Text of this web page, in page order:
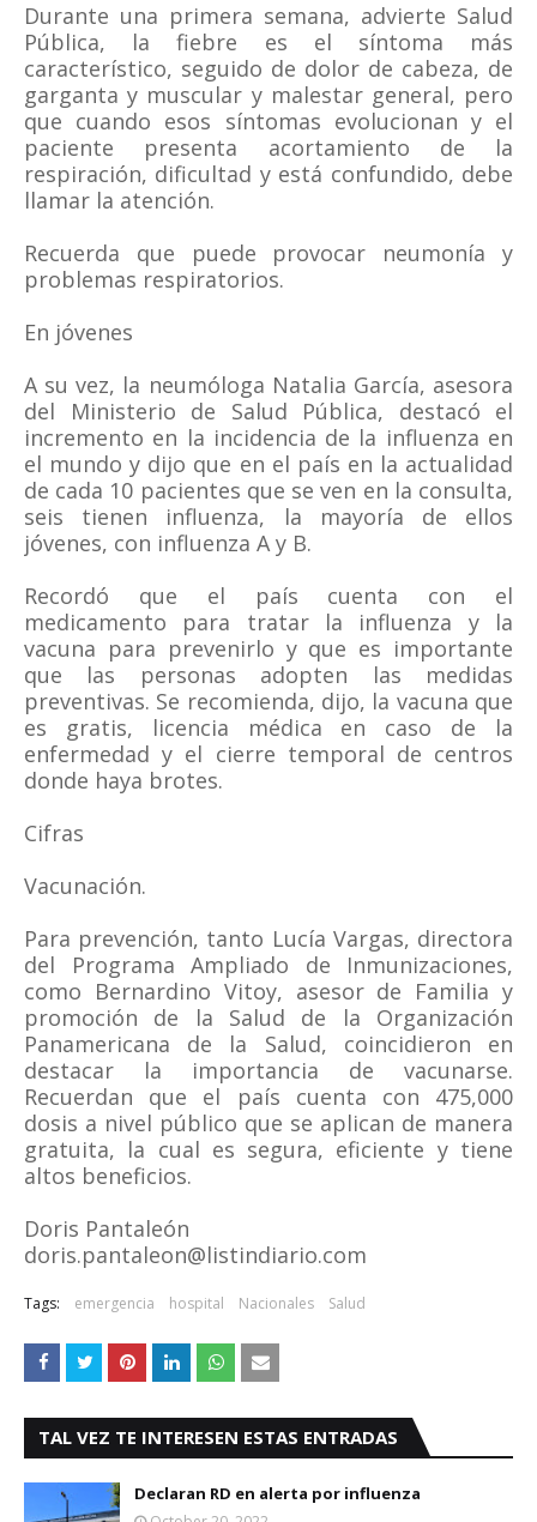
Durante una primera semana, advierte Salud
Pública, la fiebre es el síntoma más
característico, seguido de dolor de cabeza, de
garganta y muscular y malestar general, pero
que cuando esos síntomas evolucionan y el
paciente presenta acortamiento de la
respiración, dificultad y está confundido, debe
llamar la atención.
Recuerda que puede provocar neumonía y
problemas respiratorios.
En jóvenes
A su vez, la neumóloga Natalia García, asesora
del Ministerio de Salud Pública, destacó el
incremento en la incidencia de la influenza en
el mundo y dijo que en el país en la actualidad
de cada 10 pacientes que se ven en la consulta,
seis tienen influenza, la mayoría de ellos
jóvenes, con influenza A y B.
Recordó que el país cuenta con el
medicamento para tratar la influenza y la
vacuna para prevenirlo y que es importante
que las personas adopten las medidas
preventivas. Se recomienda, dijo, la vacuna que
es gratis, licencia médica en caso de la
enfermedad y el cierre temporal de centros
donde haya brotes.
Cifras
Vacunación.
Para prevención, tanto Lucía Vargas, directora
del Programa Ampliado de Inmunizaciones,
como Bernardino Vitoy, asesor de Familia y
promoción de la Salud de la Organización
Panamericana de la Salud, coincidieron en
destacar la importancia de vacunarse.
Recuerdan que el país cuenta con 475,000
dosis a nivel público que se aplican de manera
gratuita, la cual es segura, eficiente y tiene
altos beneficios.
Doris Pantaleón
doris.pantaleon@listindiario.com
Tags: emergencia hospital Nacionales Salud
TAL VEZ TE INTERESEN ESTAS ENTRADAS
Declaran RD en alerta por influenza